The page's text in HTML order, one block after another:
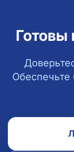
Готовы
Обеспечьте